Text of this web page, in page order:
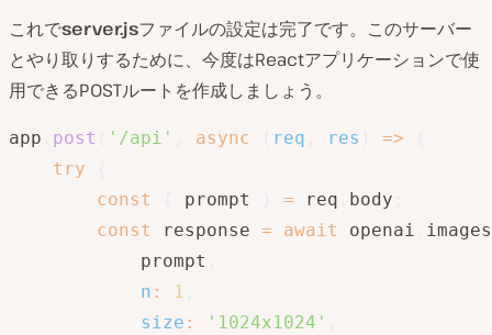
これでserver.jsファイルの設定は完了です。このサーバー
とやり取りするために、今度はReactアプリケーションで使
用できるPOSTルートを作成しましょう。
app post '/api' async req res =>
try
const
prompt = req body
const
response = await openai
images
            prompt
n : 1
size : '1024x1024'